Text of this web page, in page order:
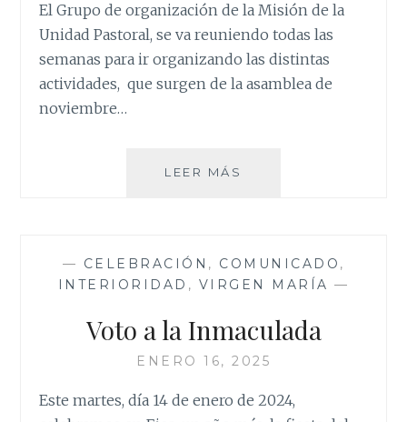
El Grupo de organización de la Misión de la
Unidad Pastoral, se va reuniendo todas las
semanas para ir organizando las distintas
actividades, que surgen de la asamblea de
noviembre…
LEER MÁS
— CELEBRACIÓN , COMUNICADO ,
INTERIORIDAD , VIRGEN MARÍA —
Voto a la Inmaculada
ENERO 16, 2025
Este martes, día 14 de enero de 2024,